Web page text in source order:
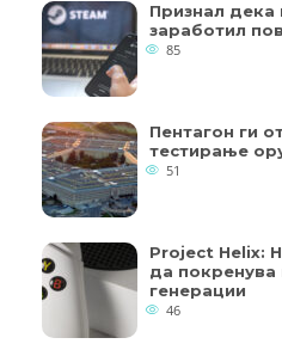
Признал дека
заработил
85
Пентагон ги
тестирање
51
Project Helix:
да покренува
генерации
46